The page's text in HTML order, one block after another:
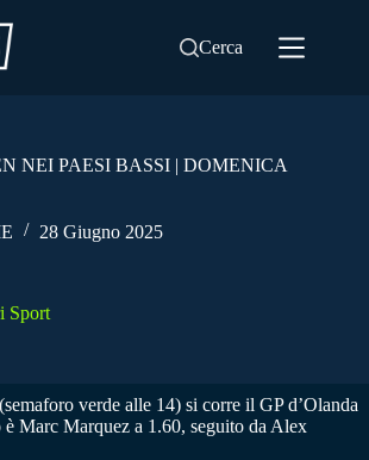
Cerca
NEI PAESI BASSI | DOMENICA
28 Giugno 2025
Sport
verde alle 14) si corre il GP d’Olanda
Marc Marquez a 1.60, seguito da Alex